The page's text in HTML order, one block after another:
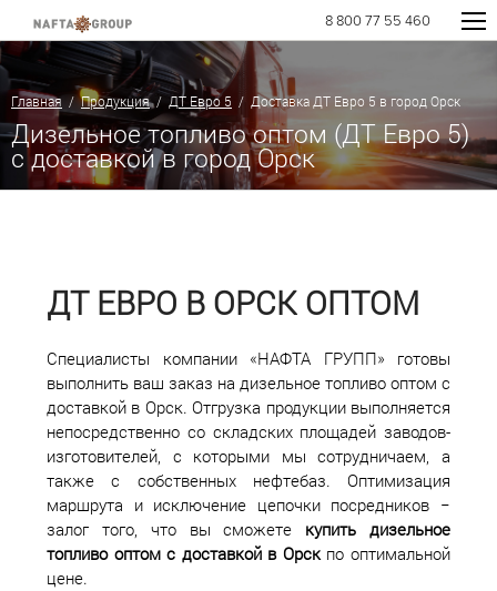
8 800 77 55 460
Главная /Продукция/ ДТ Евро 5 / Доставка ДТ Евро 5 в город Орск
Дизельное топливо оптом (ДТ Евро 5)
с доставкой в город Орск
ДТ ЕВРО В ОРСК ОПТОМ
Специалисты компании «НАФТА ГРУПП» готовы
выполнить ваш заказ на дизельное топливо оптом с
доставкой в Орск. Отгрузка продукции выполняется
непосредственно со складских площадей заводов-
изготовителей, с которыми мы сотрудничаем, а
также с собственных нефтебаз. Оптимизация
маршрута и исключение цепочки посредников −
залог того, что вы сможете купить дизельное
топливо оптом с доставкой в Орскпо оптимальной
цене.